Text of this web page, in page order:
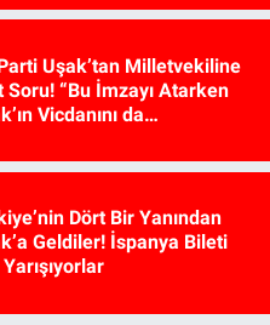
Uşak’tan Milletvekiline
Soru! “Bu İmzayı Atarken
Vicdanını da
Dört Bir Yanından
Geldiler! İspanya Bileti